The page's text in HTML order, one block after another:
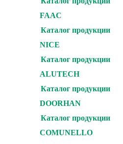
FAAC
Каталог продукции
NICE
Каталог продукции
ALUTECH
Каталог продукции
DOORHAN
Каталог продукции
COMUNELLO